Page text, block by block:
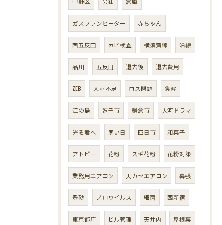
ガスファンヒーター 赤ちゃん
西五反田 カビ検査 横須賀線 沿線
品川 五反田 退去後 退去費用
ZEB 人材不足 ロス問題 集客
江の島 逗子市 鎌倉市 大河ドラマ
光る君へ 寒い日 四日市 和菓子
アトピー 花粉 スギ花粉 花粉対策
業務用エアコン 天カセエアコン 幕張
豊砂 ノロウイルス 細菌 西新宿
東京都庁 ビル管理 天井内 屋根裏